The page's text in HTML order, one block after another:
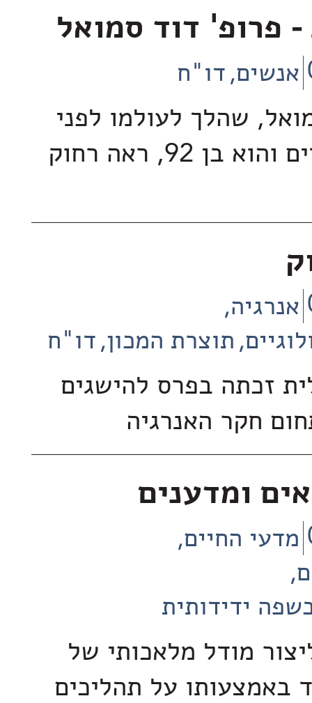
פרופ' דוד סמואל
אנשים דו"ח
שהלך לעולמו לפני
שבועות אחדים והוא בן 92, ראה רחוק
אנרגיה
תוצרת המכון דו"ח
זכתה בפרס להישגים
חקר האנרגיה
ומדענים
מדעי החיים
ידידותית
מודל מלאכותי של
באמצעותו על תהליכים